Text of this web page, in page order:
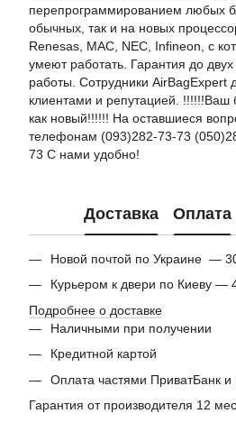
перепрограммированием любых
обычных, так и на новых
Renesas, MAC, NEC, Infineon, с
умеют работать. Гарантия до
работы. Сотрудники AirBagExpert
клиентами и репутацией. !!!!!!Ваш
как новый!!!!!! На оставшиеся
телефонам (093)282-73-73
73 С нами удобно!
Доставка Оплата
Новой почтой по Украине — 30
Курьером к двери по Киеву —
Подробнее о доставке
Наличными при получении
Кредитной картой
Оплата частями ПриватБанк и
Гарантия от производителя 12